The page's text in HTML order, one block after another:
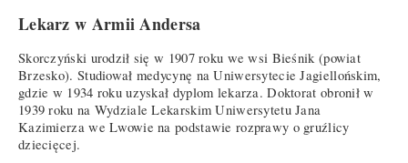
Lekarz w Armii Andersa
Skorczyński urodził się w 1907 roku we wsi Bieśnik (powiat
Brzesko). Studiował medycynę na Uniwersytecie Jagiellońskim,
gdzie w 1934 roku uzyskał dyplom lekarza. Doktorat obronił w
1939 roku na Wydziale Lekarskim Uniwersytetu Jana
Kazimierza we Lwowie na podstawie rozprawy o gruźlicy
dziecięcej.